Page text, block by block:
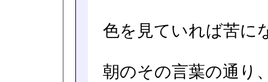
色を見ていれば苦に
朝のその言葉の通り